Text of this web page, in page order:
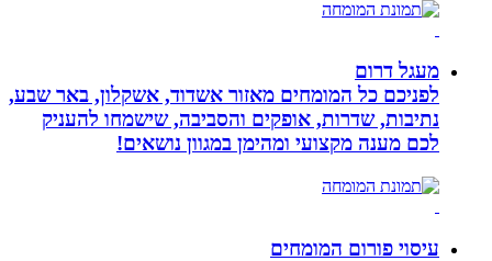
מעגל דרום
לפניכם כל המומחים מאזור אשדוד, אשקלון, באר שבע,
נתיבות, שדרות, אופקים והסביבה, שישמחו להעניק
לכם מענה מקצועי ומהימן במגוון נושאים!
עיסוי פורום המומחים